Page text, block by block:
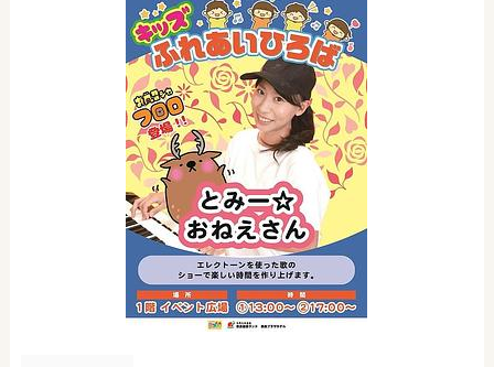
奈良健康ランド AIコンシェルジュです。
ご質問をお伺いします。